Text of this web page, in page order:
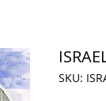
SKU: